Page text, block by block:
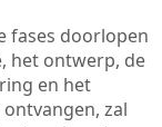
fases doorlopen
het ontwerp, de
en het
zal